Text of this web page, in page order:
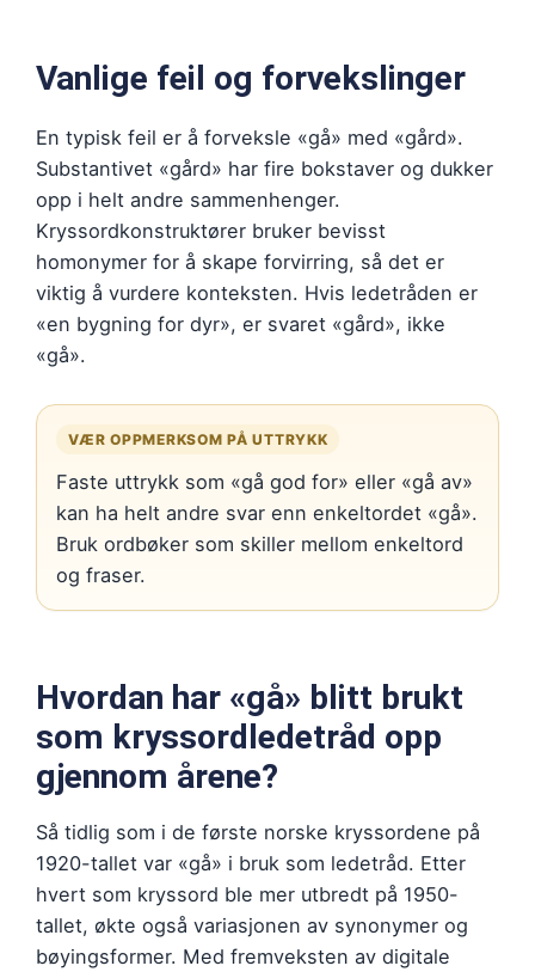
Vanlige feil og forvekslinger
En typisk feil er å forveksle «gå» med «gård».
Substantivet «gård» har fire bokstaver og dukker
opp i helt andre sammenhenger.
Kryssordkonstruktører bruker bevisst
homonymer for å skape forvirring, så det er
viktig å vurdere konteksten. Hvis ledetråden er
«en bygning for dyr», er svaret «gård», ikke
«gå».
VÆR OPPMERKSOM PÅ UTTRYKK
Faste uttrykk som «gå god for» eller «gå av»
kan ha helt andre svar enn enkeltordet «gå».
Bruk ordbøker som skiller mellom enkeltord
og fraser.
Hvordan har «gå» blitt brukt
som kryssordledetråd opp
gjennom årene?
Så tidlig som i de første norske kryssordene på
1920-tallet var «gå» i bruk som ledetråd. Etter
hvert som kryssord ble mer utbredt på 1950-
tallet, økte også variasjonen av synonymer og
bøyingsformer. Med fremveksten av digitale